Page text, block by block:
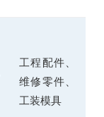
工程配件、
维修零件、
工装模具